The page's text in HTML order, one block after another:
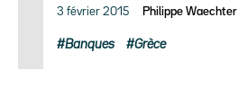
3 février 2015 Philippe Waechter
Banques Grèce